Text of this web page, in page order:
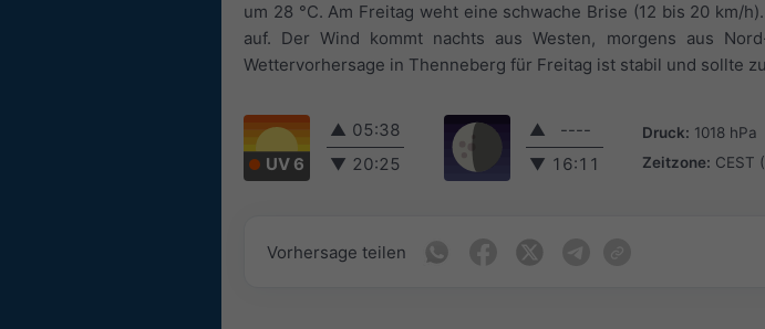
um 28 °C. Am Freitag weht eine schwache Brise (12 bis 20 km/
auf. Der Wind kommt nachts aus Westen, morgens aus
Wettervorhersage in Thenneberg für Freitag ist stabil und sollte
UV 6
▲ 05:38
▼ 20:25
▲
----
▼ 16:11
Druck: 1018 hPa
Zeitzone: CEST
Vorhersage teilen